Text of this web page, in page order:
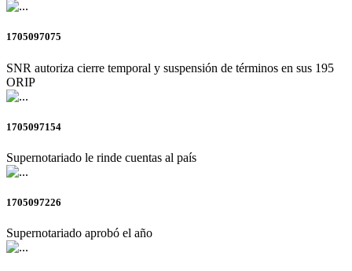
1705097075
SNR autoriza cierre temporal y suspensión de términos en sus 195
ORIP
1705097154
Supernotariado le rinde cuentas al país
1705097226
Supernotariado aprobó el año